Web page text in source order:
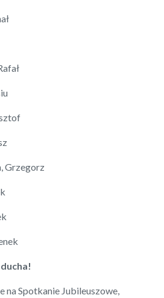
Grzegorz
na Spotkanie Jubileuszowe,